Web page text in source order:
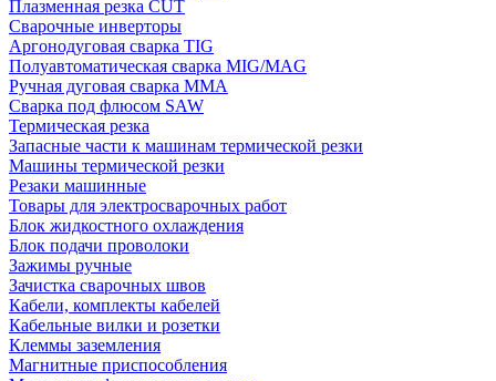
Плазменная резка CUT
Сварочные инверторы
Аргонодуговая сварка TIG
Полуавтоматическая сварка MIG/MAG
Ручная дуговая сварка MMA
Сварка под флюсом SAW
Термическая резка
Запасные части к машинам термической резки
Машины термической резки
Резаки машинные
Товары для электросварочных работ
Блок жидкостного охлаждения
Блок подачи проволоки
Зажимы ручные
Зачистка сварочных швов
Кабели, комплекты кабелей
Кабельные вилки и розетки
Клеммы заземления
Магнитные приспособления